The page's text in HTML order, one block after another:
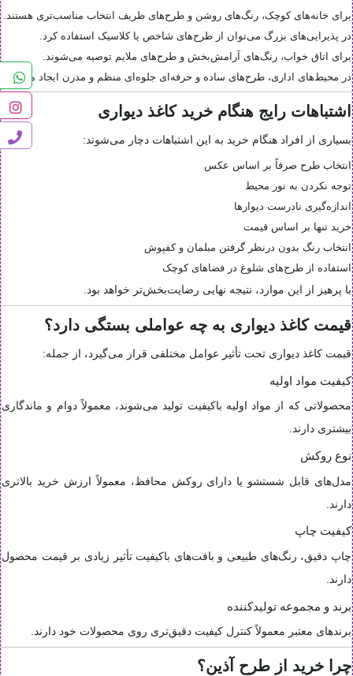
برای خانه‌های کوچک، رنگ‌های روشن و طرح‌های ظریف انتخاب مناسب‌تری هستند.
در پذیرایی‌های بزرگ می‌توان از طرح‌های شاخص یا کلاسیک استفاده کرد.
برای اتاق خواب، رنگ‌های آرامش‌بخش و طرح‌های ملایم توصیه می‌شوند.
در محیط‌های اداری، طرح‌های ساده و حرفه‌ای جلوه‌ای منظم و مدرن ایجاد می‌کنند.
اشتباهات رایج هنگام خرید کاغذ دیواری
بسیاری از افراد هنگام خرید به این اشتباهات دچار می‌شوند:
انتخاب طرح صرفاً بر اساس عکس
توجه نکردن به نور محیط
اندازه‌گیری نادرست دیوارها
خرید تنها بر اساس قیمت
انتخاب رنگ بدون درنظر گرفتن مبلمان و کفپوش
استفاده از طرح‌های شلوغ در فضاهای کوچک
با پرهیز از این موارد، نتیجه نهایی رضایت‌بخش‌تر خواهد بود.
قیمت کاغذ دیواری به چه عواملی بستگی دارد؟
قیمت کاغذ دیواری تحت تأثیر عوامل مختلفی قرار می‌گیرد، از جمله:
کیفیت مواد اولیه
محصولاتی که از مواد اولیه باکیفیت تولید می‌شوند، معمولاً دوام و ماندگاری
بیشتری دارند.
نوع روکش
مدل‌های قابل شستشو یا دارای روکش محافظ، معمولاً ارزش خرید بالاتری
دارند.
کیفیت چاپ
چاپ دقیق، رنگ‌های طبیعی و بافت‌های باکیفیت تأثیر زیادی بر قیمت محصول
دارند.
برند و مجموعه تولیدکننده
برندهای معتبر معمولاً کنترل کیفیت دقیق‌تری روی محصولات خود دارند.
چرا خرید از طرح آذین؟